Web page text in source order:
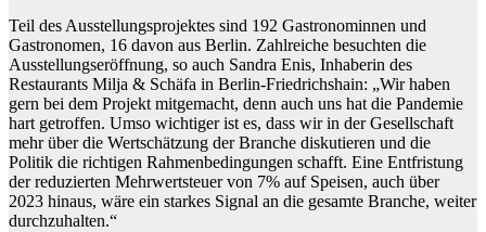
Teil des Ausstellungsprojektes sind 192 Gastronominnen und
Gastronomen, 16 davon aus Berlin. Zahlreiche besuchten die
Ausstellungseröffnung, so auch Sandra Enis, Inhaberin des
Restaurants Milja & Schäfa in Berlin-Friedrichshain: „Wir haben
gern bei dem Projekt mitgemacht, denn auch uns hat die Pandemie
hart getroffen. Umso wichtiger ist es, dass wir in der Gesellschaft
mehr über die Wertschätzung der Branche diskutieren und die
Politik die richtigen Rahmenbedingungen schafft. Eine Entfristung
der reduzierten Mehrwertsteuer von 7% auf Speisen, auch über
2023 hinaus, wäre ein starkes Signal an die gesamte Branche, weiter
durchzuhalten.“